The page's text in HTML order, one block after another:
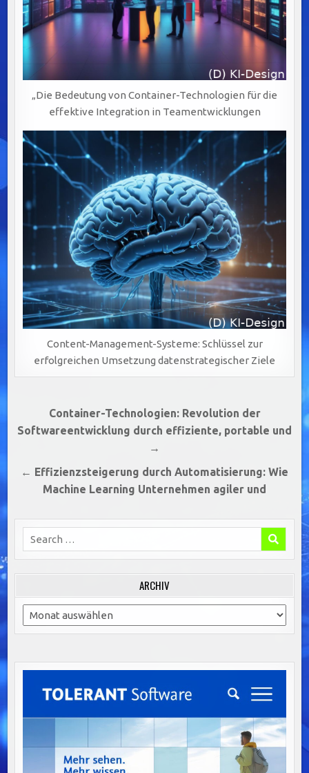
„Die Bedeutung von Container-Technologien für die
effektive Integration in Teamentwicklungen
Content-Management-Systeme: Schlüssel zur
erfolgreichen Umsetzung datenstrategischer Ziele
Beitragsnavigation
Container-Technologien: Revolution der
Softwareentwicklung durch effiziente, portable und
→
← Effizienzsteigerung durch Automatisierung: Wie
Machine Learning Unternehmen agiler und
Search
for:
ARCHIV
Archiv